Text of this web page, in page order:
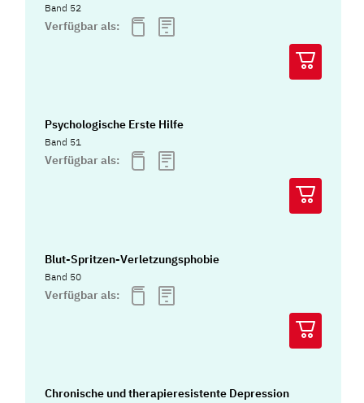
Band 52
Verfügbar als:
Psychologische Erste Hilfe
Band 51
Verfügbar als:
Blut-Spritzen-Verletzungsphobie
Band 50
Verfügbar als:
Chronische und therapieresistente Depression